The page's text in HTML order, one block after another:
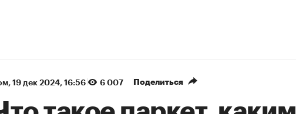
⁠, 19 дек 2024, 16:56 6 007 Поделиться